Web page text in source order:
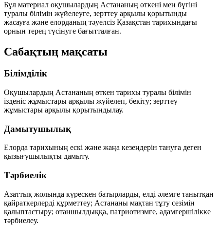
Бұл материал оқушылардың Астананың өткені мен бүгіні
туралы білімін жүйелеуге, зерттеу арқылы қорытынды
жасауға және елорданың тәуелсіз Қазақстан тарихындағы
орнын терең түсінуге бағытталған.
Сабақтың мақсаты
Білімділік
Оқушылардың Астананың өткен тарихы туралы білімін
ізденіс жұмыстары арқылы жүйелеп, бекіту; зерттеу
жұмыстары арқылы қорытындылау.
Дамытушылық
Елорда тарихының ескі және жаңа кезеңдерін тануға деген
қызығушылықты дамыту.
Тәрбиелік
Азаттық жолында күрескен батырларды, елді әлемге танытқан
қайраткерлерді құрметтеу; Астананы мақтан тұту сезімін
қалыптастыру; отаншылдыққа, патриотизмге, адамгершілікке
тәрбиелеу.